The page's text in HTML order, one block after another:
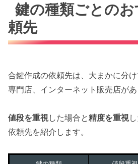
鍵の種類ごとの
頼先
合鍵作成の依頼先は、大まかに分
専門店、インターネット販売店があ
値段を重視した場合と精度を重視
依頼先を紹介します。